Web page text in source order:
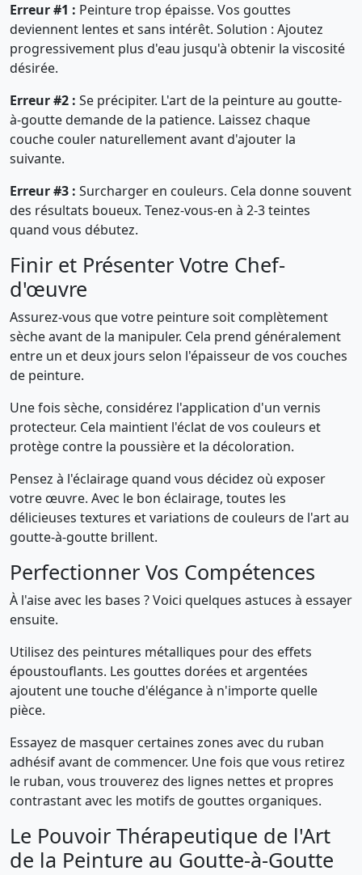
Erreur #1 : Peinture trop épaisse. Vos gouttes
deviennent lentes et sans intérêt. Solution : Ajoutez
progressivement plus d'eau jusqu'à obtenir la viscosité
désirée.
Erreur #2 : Se précipiter. L'art de la peinture au goutte-
à-goutte demande de la patience. Laissez chaque
couche couler naturellement avant d'ajouter la
suivante.
Erreur #3 : Surcharger en couleurs. Cela donne souvent
des résultats boueux. Tenez-vous-en à 2-3 teintes
quand vous débutez.
Finir et Présenter Votre Chef-
d'œuvre
Assurez-vous que votre peinture soit complètement
sèche avant de la manipuler. Cela prend généralement
entre un et deux jours selon l'épaisseur de vos couches
de peinture.
Une fois sèche, considérez l'application d'un vernis
protecteur. Cela maintient l'éclat de vos couleurs et
protège contre la poussière et la décoloration.
Pensez à l'éclairage quand vous décidez où exposer
votre œuvre. Avec le bon éclairage, toutes les
délicieuses textures et variations de couleurs de l'art au
goutte-à-goutte brillent.
Perfectionner Vos Compétences
À l'aise avec les bases ? Voici quelques astuces à essayer
ensuite.
Utilisez des peintures métalliques pour des effets
époustouflants. Les gouttes dorées et argentées
ajoutent une touche d'élégance à n'importe quelle
pièce.
Essayez de masquer certaines zones avec du ruban
adhésif avant de commencer. Une fois que vous retirez
le ruban, vous trouverez des lignes nettes et propres
contrastant avec les motifs de gouttes organiques.
Le Pouvoir Thérapeutique de l'Art
de la Peinture au Goutte-à-Goutte